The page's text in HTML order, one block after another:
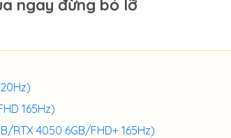
ngay đừng bỏ lỡ
165Hz)
RTX 4050 6GB/FHD+ 165Hz)